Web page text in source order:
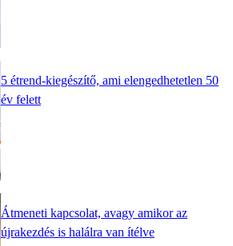
5 étrend-kiegészítő, ami elengedhetetlen 50
év felett
Átmeneti kapcsolat, avagy amikor az
újrakezdés is halálra van ítélve